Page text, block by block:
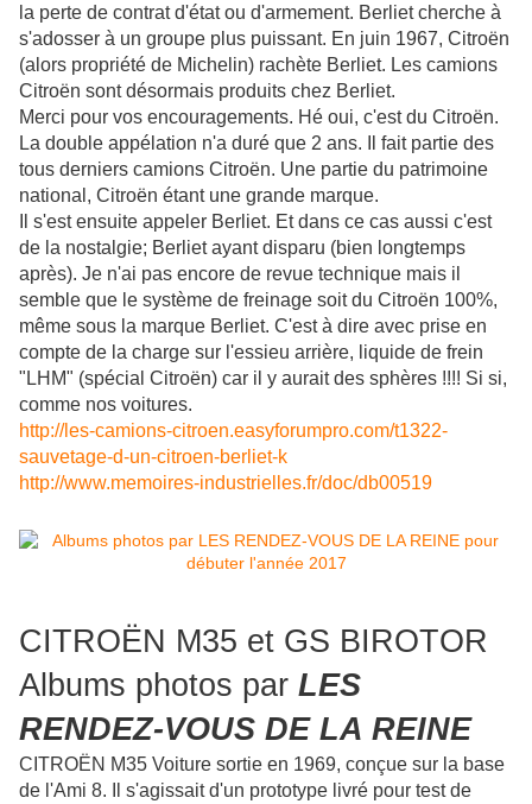
la perte de contrat d'état ou d'armement. Berliet cherche à
s'adosser à un groupe plus puissant. En juin 1967, Citroën
(alors propriété de Michelin) rachète Berliet. Les camions
Citroën sont désormais produits chez Berliet.
Merci pour vos encouragements. Hé oui, c'est du Citroën.
La double appélation n'a duré que 2 ans. Il fait partie des
tous derniers camions Citroën. Une partie du patrimoine
national, Citroën étant une grande marque.
Il s'est ensuite appeler Berliet. Et dans ce cas aussi c'est
de la nostalgie; Berliet ayant disparu (bien longtemps
après). Je n'ai pas encore de revue technique mais il
semble que le système de freinage soit du Citroën 100%,
même sous la marque Berliet. C'est à dire avec prise en
compte de la charge sur l'essieu arrière, liquide de frein
"LHM" (spécial Citroën) car il y aurait des sphères !!!! Si si,
comme nos voitures.
http://les-camions-citroen.easyforumpro.com/t1322-
sauvetage-d-un-citroen-berliet-k
http://www.memoires-industrielles.fr/doc/db00519
CITROËN M35 et GS BIROTOR
Albums photos par LES
RENDEZ-VOUS DE LA REINE
CITROËN M35 Voiture sortie en 1969, conçue sur la base
de l'Ami 8. Il s'agissait d'un prototype livré pour test de